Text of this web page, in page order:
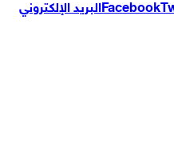
Facebookالبريد الإلكتروني